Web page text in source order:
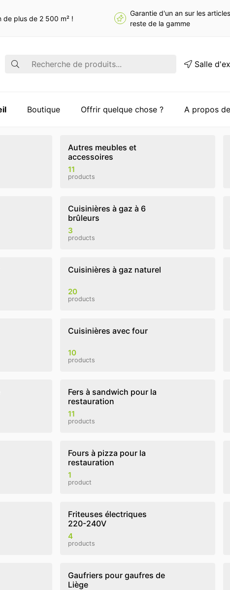
de plus de 2 500 m² !
Garantie d'un an sur les
reste de la gamme
Recherche Salle
Boutique Offrir quelque chose ? A propos
Autres meubles et
accessoires
11
products
Cuisinières à gaz à 6
brûleurs
3
products
Cuisinières à gaz naturel
20
products
Cuisinières avec four
10
products
Fers à sandwich pour la
restauration
11
products
Fours à pizza pour la
restauration
1
product
Friteuses électriques
220-240V
4
products
Gaufriers pour gaufres de
Liège